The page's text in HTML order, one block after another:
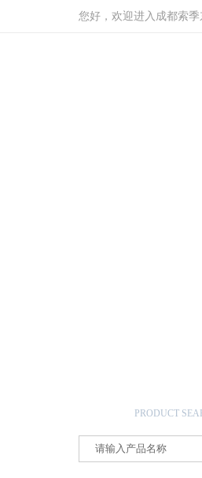
您好，欢迎进入成都索
PRODUCT